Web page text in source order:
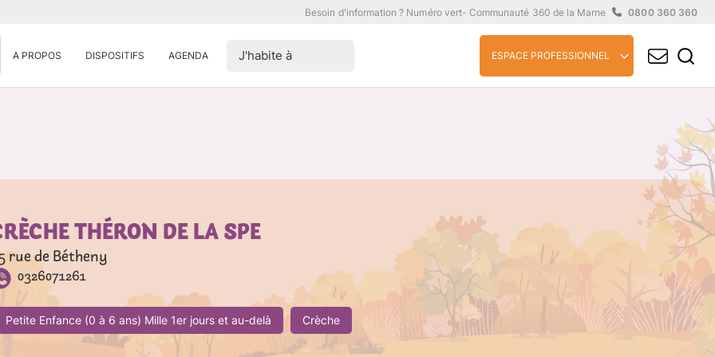
Besoin d'information ? Numéro vert- Communauté 360 de la Marne 0800 360 360
A PROPOS DISPOSITIFS AGENDA ESPACE PROFESSIONNEL
J'habite à
THÉRON DE LA SPE
rue de Bétheny
0326071261
Petite Enfance (0 à 6 ans) Mille 1er jours et au-delà Crèche